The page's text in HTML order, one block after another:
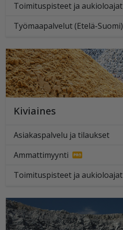
Toimituspisteet ja aukioloajat
Työmaapalvelut (Etelä-Suomi)
Kiviaines
Asiakaspalvelu ja tilaukset
Ammattimyynti
Toimituspisteet ja aukioloajat